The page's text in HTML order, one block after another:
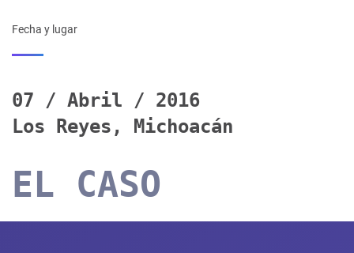
Fecha y lugar
07 / Abril / 2016
Los Reyes, Michoacán
EL CASO